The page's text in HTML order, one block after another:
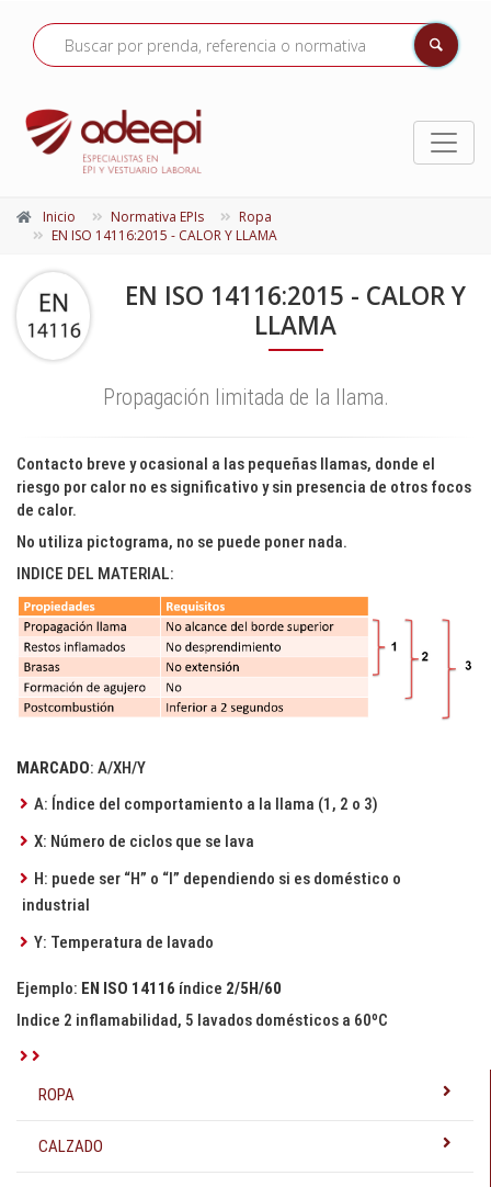
Inicio Normativa EPIs
Ropa
EN ISO 14116:2015 - CALOR Y LLAMA
ROPA
CALZADO
EN ISO 14116:2015 - CALOR Y
LLAMA
Propagación limitada de la llama.
Contacto breve y ocasional a las pequeñas llamas, donde el
riesgo por calor no es significativo y sin presencia de otros focos
de calor.
No utiliza pictograma, no se puede poner nada.
INDICE DEL MATERIAL:
MARCADO: A/XH/Y
A: Índice del comportamiento a la llama (1, 2 o 3)
X: Número de ciclos que se lava
H: puede ser “H” o “I” dependiendo si es doméstico o
industrial
Y: Temperatura de lavado
Ejemplo: EN ISO 14116 índice 2/5H/60
Indice 2 inflamabilidad, 5 lavados domésticos a 60ºC